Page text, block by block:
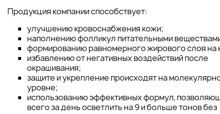
Продукция компании способствует:
улучшению кровоснабжения кожи;
наполнению фолликул питательными
формированию равномерного жирового слоя на
избавлению от негативных воздействий после
окрашивания;
защите и укрепление происходят на
уровне;
использованию эффективных формул,
всего за день осветлить на 9 и больше тонов без